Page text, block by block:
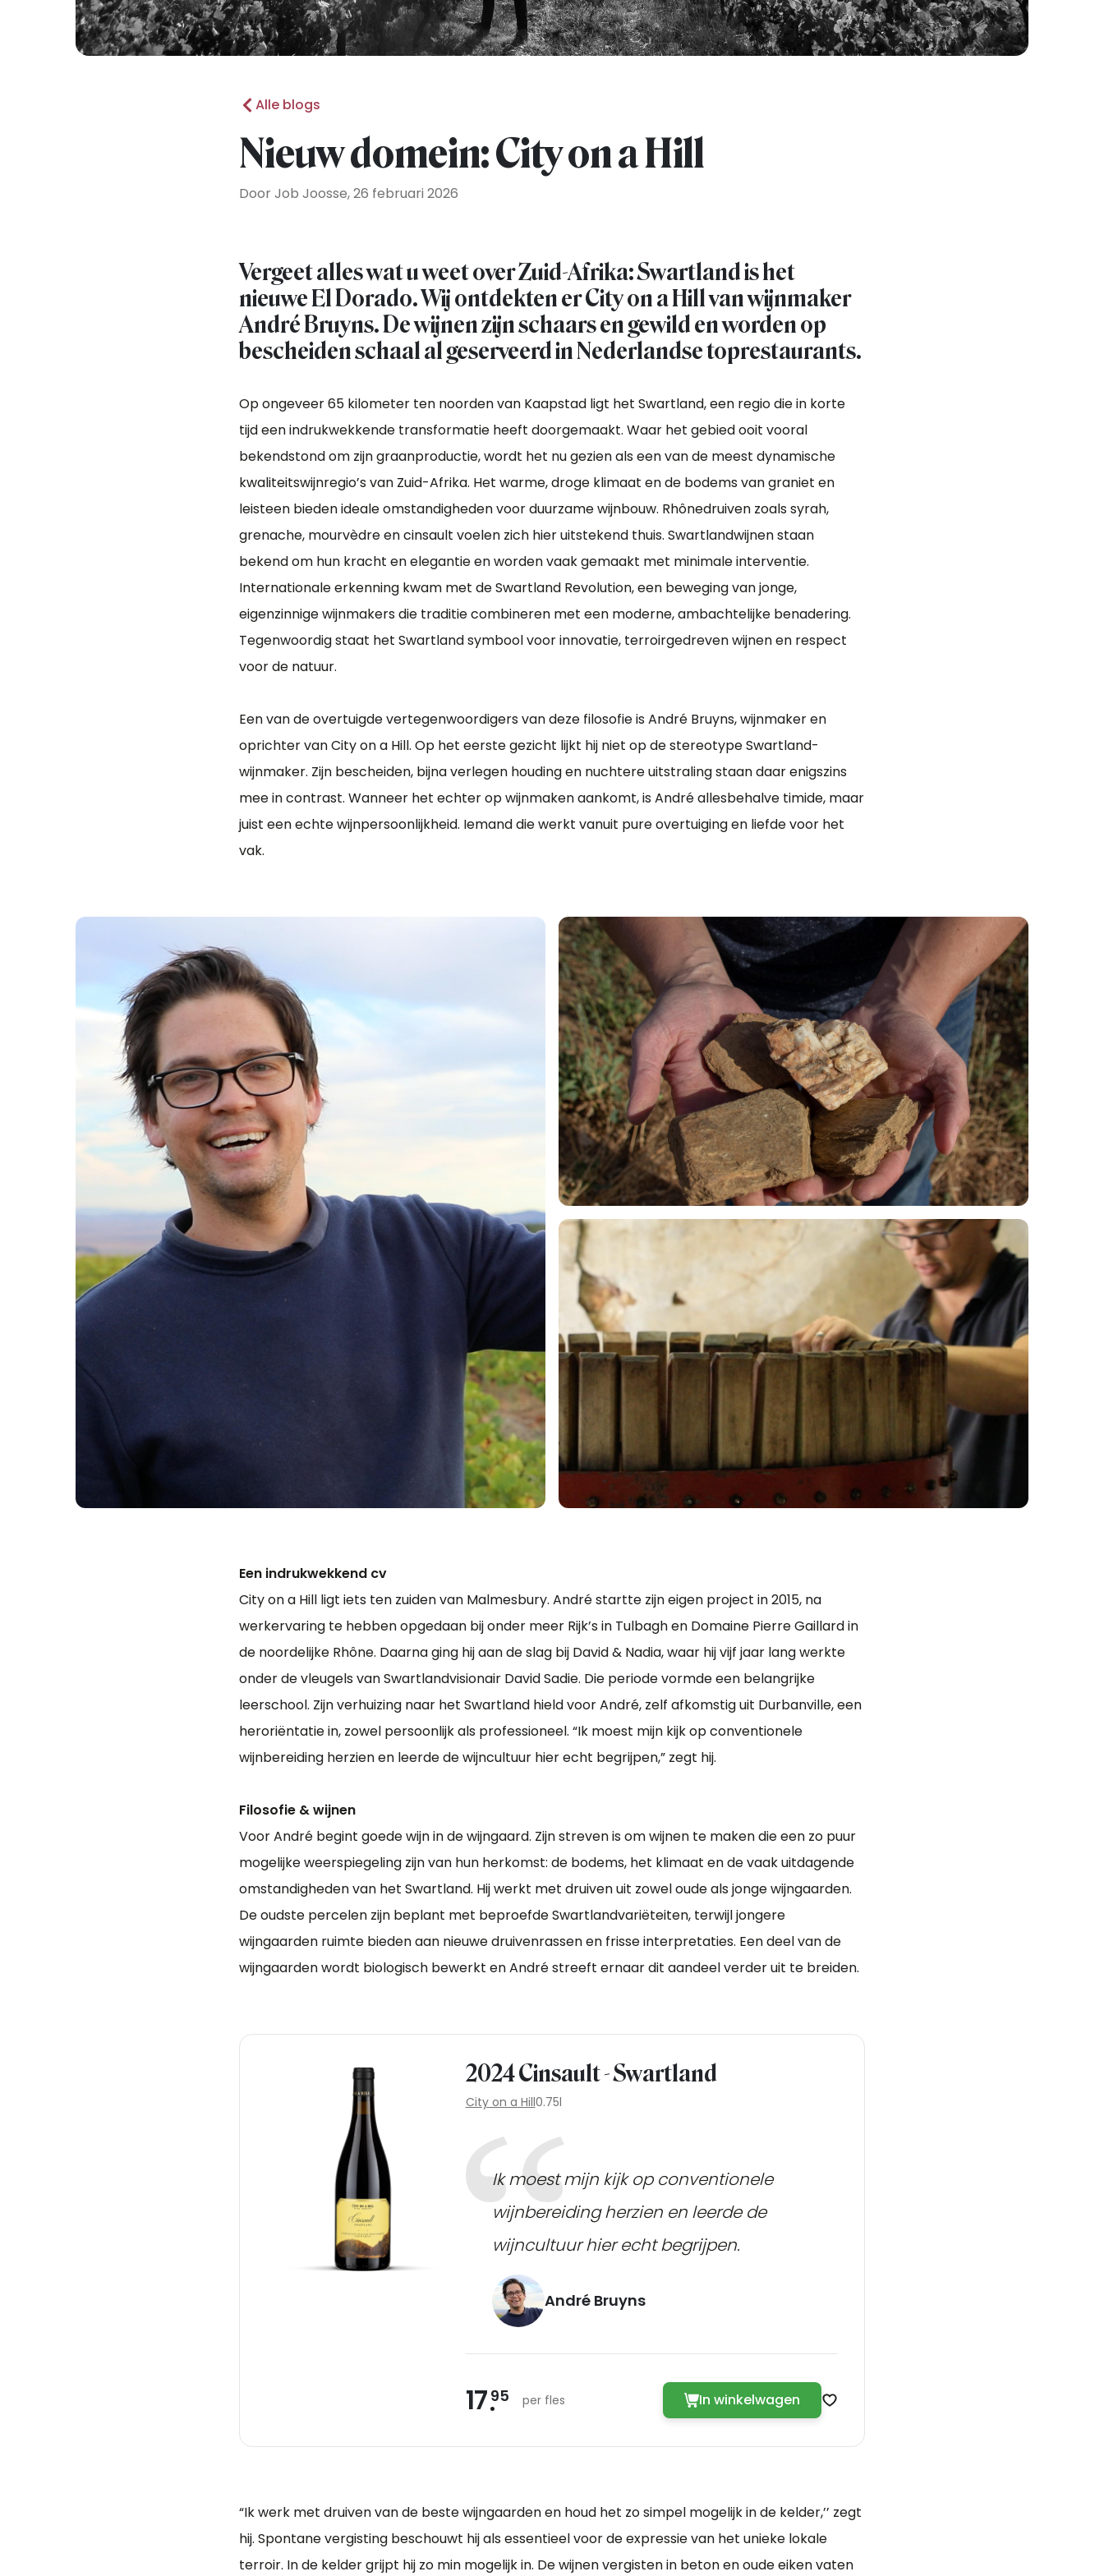
Alle blogs
Nieuw domein: City on a Hill
Door Job Joosse, 26 februari 2026
Vergeet alles wat u weet over Zuid-Afrika: Swartland is het
nieuwe El Dorado. Wij ontdekten er City on a Hill van wijnmaker
André Bruyns. De wijnen zijn schaars en gewild en worden op
bescheiden schaal al geserveerd in Nederlandse toprestaurants.
Op ongeveer 65 kilometer ten noorden van Kaapstad ligt het Swartland, een regio die in korte
tijd een indrukwekkende transformatie heeft doorgemaakt. Waar het gebied ooit vooral
bekendstond om zijn graanproductie, wordt het nu gezien als een van de meest dynamische
kwaliteitswijnregio’s van Zuid-Afrika. Het warme, droge klimaat en de bodems van graniet en
leisteen bieden ideale omstandigheden voor duurzame wijnbouw. Rhônedruiven zoals syrah,
grenache, mourvèdre en cinsault voelen zich hier uitstekend thuis. Swartlandwijnen staan
bekend om hun kracht en elegantie en worden vaak gemaakt met minimale interventie.
Internationale erkenning kwam met de Swartland Revolution, een beweging van jonge,
eigenzinnige wijnmakers die traditie combineren met een moderne, ambachtelijke benadering.
Tegenwoordig staat het Swartland symbool voor innovatie, terroirgedreven wijnen en respect
voor de natuur.
Een van de overtuigde vertegenwoordigers van deze filosofie is André Bruyns, wijnmaker en
oprichter van City on a Hill. Op het eerste gezicht lijkt hij niet op de stereotype Swartland-
wijnmaker. Zijn bescheiden, bijna verlegen houding en nuchtere uitstraling staan daar enigszins
mee in contrast. Wanneer het echter op wijnmaken aankomt, is André allesbehalve timide, maar
juist een echte wijnpersoonlijkheid. Iemand die werkt vanuit pure overtuiging en liefde voor het
vak.
Een indrukwekkend cv
City on a Hill ligt iets ten zuiden van Malmesbury. André startte zijn eigen project in 2015, na
werkervaring te hebben opgedaan bij onder meer Rijk’s in Tulbagh en Domaine Pierre Gaillard in
de noordelijke Rhône. Daarna ging hij aan de slag bij David & Nadia, waar hij vijf jaar lang werkte
onder de vleugels van Swartlandvisionair David Sadie. Die periode vormde een belangrijke
leerschool. Zijn verhuizing naar het Swartland hield voor André, zelf afkomstig uit Durbanville, een
heroriëntatie in, zowel persoonlijk als professioneel. “Ik moest mijn kijk op conventionele
wijnbereiding herzien en leerde de wijncultuur hier echt begrijpen,” zegt hij.
Filosofie & wijnen
Voor André begint goede wijn in de wijngaard. Zijn streven is om wijnen te maken die een zo puur
mogelijke weerspiegeling zijn van hun herkomst: de bodems, het klimaat en de vaak uitdagende
omstandigheden van het Swartland. Hij werkt met druiven uit zowel oude als jonge wijngaarden.
De oudste percelen zijn beplant met beproefde Swartlandvariëteiten, terwijl jongere
wijngaarden ruimte bieden aan nieuwe druivenrassen en frisse interpretaties. Een deel van de
wijngaarden wordt biologisch bewerkt en André streeft ernaar dit aandeel verder uit te breiden.
2024 Cinsault - Swartland
City on a Hill0.75l
Ik moest mijn kijk op conventionele
wijnbereiding herzien en leerde de
wijncultuur hier echt begrijpen.
André Bruyns
17 95 per fles In winkelwagen Zet op verlanglijst
“Ik werk met druiven van de beste wijngaarden en houd het zo simpel mogelijk in de kelder,’’ zegt
hij. Spontane vergisting beschouwt hij als essentieel voor de expressie van het unieke lokale
terroir. In de kelder grijpt hij zo min mogelijk in. De wijnen vergisten in beton en oude eiken vaten